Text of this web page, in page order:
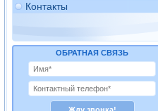
Контакты
ОБРАТНАЯ СВЯЗЬ